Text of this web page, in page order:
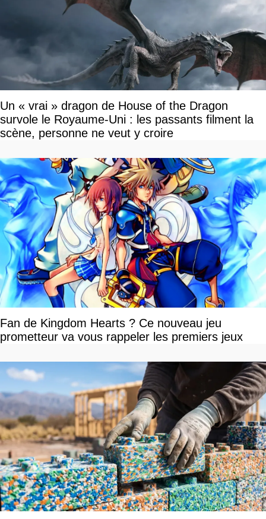
Un « vrai » dragon de House of the Dragon
survole le Royaume-Uni : les passants filment la
scène, personne ne veut y croire
Fan de Kingdom Hearts ? Ce nouveau jeu
prometteur va vous rappeler les premiers jeux